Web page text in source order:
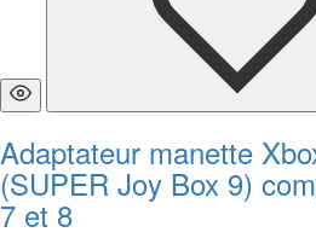
Adaptateur manette
(SUPER Joy Box 9)
7 et 8